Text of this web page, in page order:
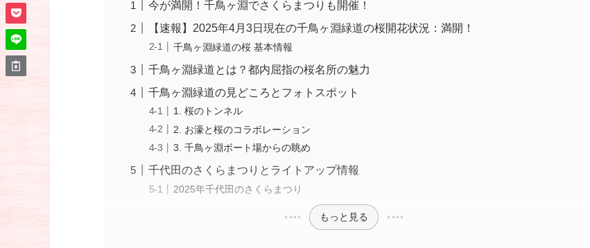
今が満開！千鳥ヶ淵でさくらまつりも開催！
【速報】2025年4月3日現在の千鳥ヶ淵緑道の桜開花状況：満開！
千鳥ヶ淵緑道の桜 基本情報
千鳥ヶ淵緑道とは？都内屈指の桜名所の魅力
千鳥ヶ淵緑道の見どころとフォトスポット
1. 桜のトンネル
2. お濠と桜のコラボレーション
3. 千鳥ヶ淵ボート場からの眺め
千代田のさくらまつりとライトアップ情報
2025年千代田のさくらまつり
もっと見る